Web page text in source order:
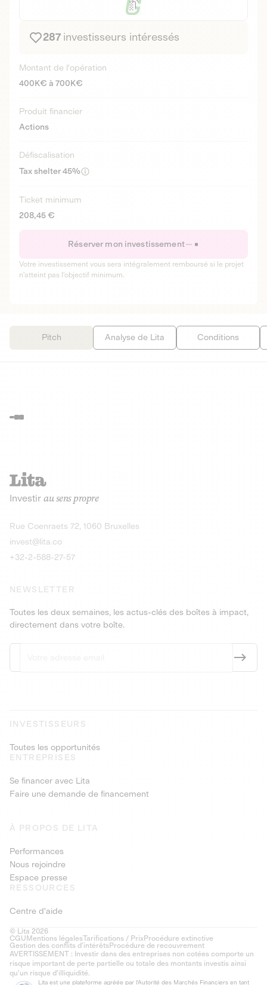
Pitch Analyse de Lita Conditions
287 investisseurs intéressés
Montant de l'opération
400K€ à 700K€
Produit financier
Actions
Défiscalisation
Tax shelter 45%
Ticket minimum
208,45 €
Réserver mon investissement
Votre investissement vous sera intégralement remboursé si le projet
n'atteint pas l'objectif minimum.
Investir au sens propre
Rue Coenraets 72, 1060 Bruxelles
invest@lita.co
+32-2-588-27-57
NEWSLETTER
Toutes les deux semaines, les actus-clés des boîtes à impact,
directement dans votre boîte.
INVESTISSEURS
Toutes les opportunités
ENTREPRISES
Se financer avec Lita
Faire une demande de financement
À PROPOS DE LITA
Performances
Nous rejoindre
Espace presse
RESSOURCES
Centre d'aide
© Lita 2026
CGU Mentions légalesTarifications / PrixProcédure extinctive
Gestion des conflits d’intérêtsProcédure de recouvrement
AVERTISSEMENT : Investir dans des entreprises non cotées comporte un
risque important de perte partielle ou totale des montants investis ainsi
qu'un risque d'illiquidité.
Lita est une plateforme agréée par l'Autorité des Marchés Financiers en tant